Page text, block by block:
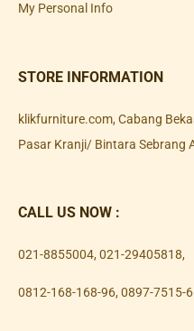
My Personal Info
STORE INFORMATION
klikfurniture.com, Cabang
Pasar Kranji/ Bintara Sebrang
CALL US NOW :
021-8855004, 021-29405818,
0812-168-168-96, 0897-7515-